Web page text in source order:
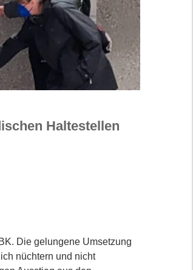
Haltestellen
Die gelungene Umsetzung
nüchtern und nicht